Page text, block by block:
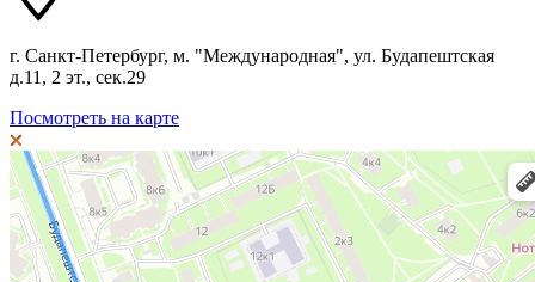
г. Санкт-Петербург, м. "Международная", ул. Будапештская
д.11, 2 эт., сек.29
Посмотреть на карте